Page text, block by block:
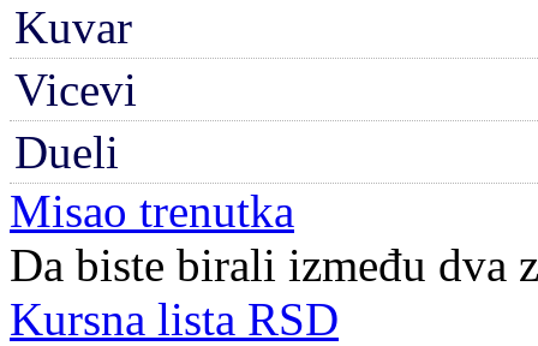
Kuvar
Vicevi
Dueli
Misao trenutka
Da biste birali između dva
Kursna lista RSD